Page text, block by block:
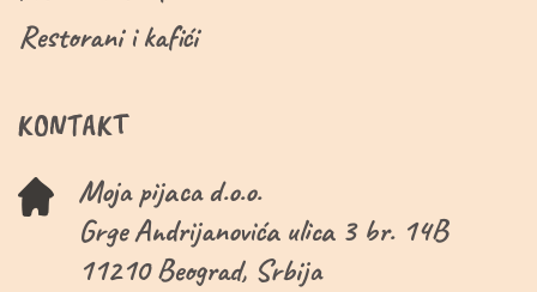
Restorani i kafići
KONTAKT
Moja pijaca d.o.o.
Grge Andrijanovića ulica 3 br. 14B
11210 Beograd, Srbija